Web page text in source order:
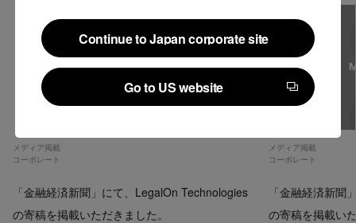
Continue to Japan corporate site
Continue to Japan corporate site
Go to US website
Go to US website
メディア掲載
コーポレート
「金融経済新聞」にて、LegalOn Technologies
の寄稿を掲載いただきました。
メディア掲載
コーポレート
「金融経済新聞
の寄稿を掲載い